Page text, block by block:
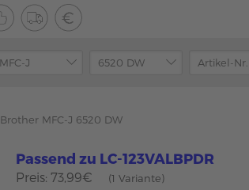
Brother MFC-J 6520 DW
Passend zu LC-123VALBPDR
Preis: 73,99€
(1 Variante)